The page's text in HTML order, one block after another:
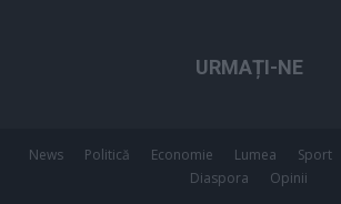
URMAȚI-NE
News Politică Economie Lumea Sport
Diaspora
Opinii